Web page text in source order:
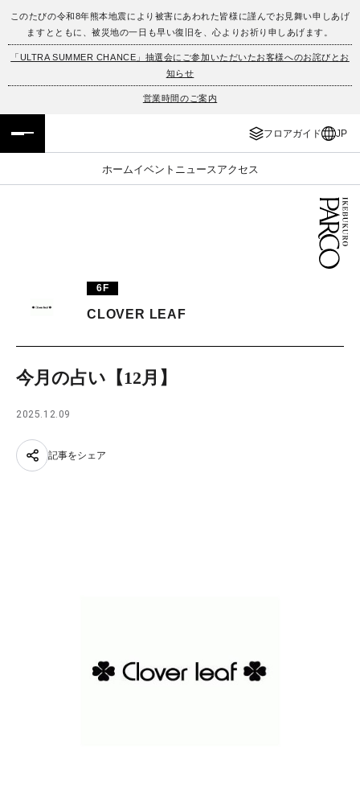
このたびの令和8年熊本地震により被害にあわれた皆様に謹んでお見舞い申しあげ
ますとともに、被災地の一日も早い復旧を、心よりお祈り申しあげます。
「ULTRA SUMMER CHANCE」抽選会にご参加いただいたお客様へのお詫びとお
知らせ
営業時間のご案内
フロアガイド JP
ホームイベント ニュース アクセス
フロアガイド
施設案内・アクセス
PARCOメンバーズ
ENGLISH
繁体字
6F
CLOVER LEAF
今月の占い【12月】
2025.12.09
記事をシェア